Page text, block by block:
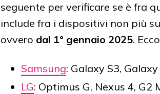
seguente per verificare se è fra
include fra i dispositivi non più
ovvero dal 1° gennaio 2025.
Samsung: Galaxy S3,
LG: Optimus G, Nexus 4, G2